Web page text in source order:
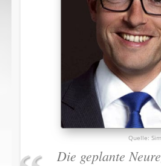
Die geplante